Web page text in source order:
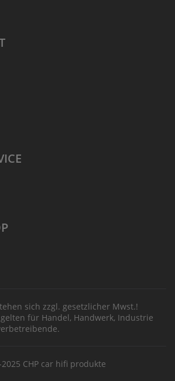
sich zzgl. gesetzlicher Mwst.!
für Handel, Handwerk, Industrie
CHP car hifi produkte